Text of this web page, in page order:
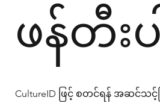
ဖန်တီးပ
CultureID ဖြင့် စတင်ရန် အဆင်သင့်ဖ